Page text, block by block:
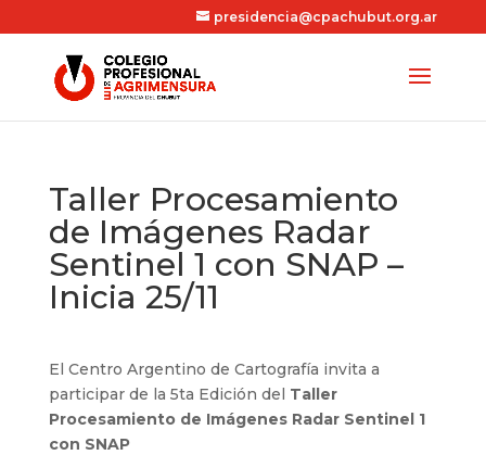
presidencia@cpachubut.org.ar
Taller Procesamiento
de Imágenes Radar
Sentinel 1 con SNAP –
Inicia 25/11
El Centro Argentino de Cartografía invita a
participar de la 5ta Edición del Taller
Procesamiento de Imágenes Radar Sentinel 1
con SNAP